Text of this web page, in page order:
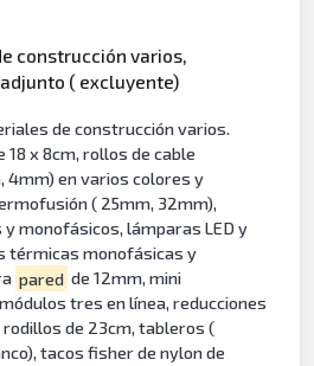
construcción varios,
( excluyente)
de construcción varios.
x 8cm, rollos de cable
4mm) en varios colores y
( 25mm, 32mm),
monofásicos, lámparas LED y
térmicas monofásicas y
pared de 12mm, mini
tres en línea, reducciones
de 23cm, tableros (
tacos fisher de nylon de